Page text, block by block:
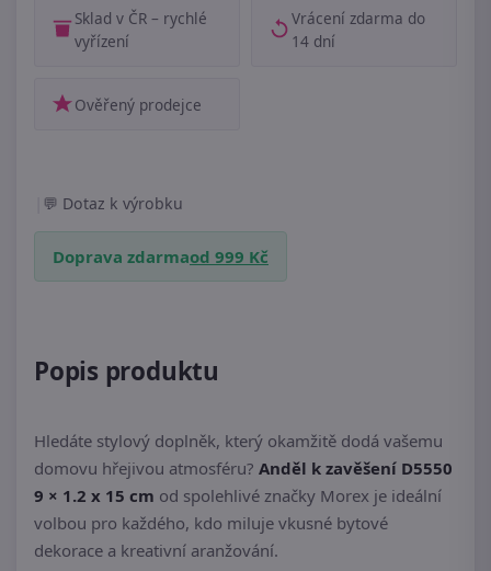
Sklad v ČR – rychlé
vyřízení
Vrácení zdarma do
14 dní
Ověřený prodejce
Dotaz k výrobku
Doprava zdarmaod 999 Kč
Popis produktu
Hledáte stylový doplněk, který okamžitě dodá vašemu
domovu hřejivou atmosféru? Anděl k zavěšení D5550
9 × 1.2 x 15 cm od spolehlivé značky Morex je ideální
volbou pro každého, kdo miluje vkusné bytové
dekorace a kreativní aranžování.